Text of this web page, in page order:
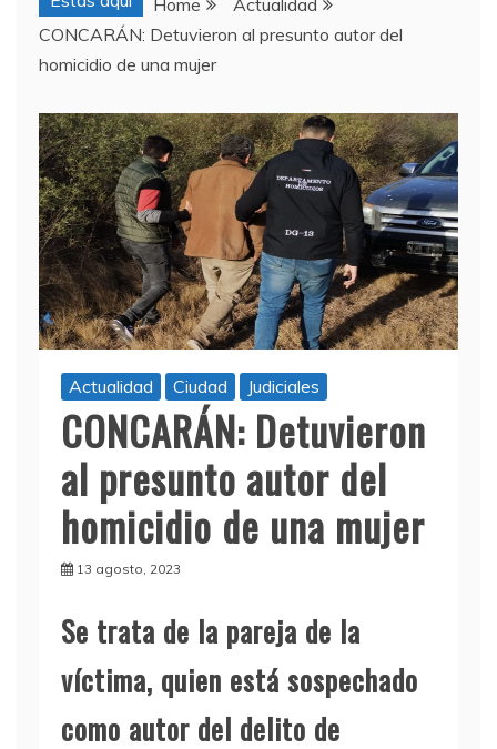
Home
Actualidad
CONCARÁN: Detuvieron al presunto autor del
homicidio de una mujer
Actualidad Ciudad Judiciales
CONCARÁN: Detuvieron
al presunto autor del
homicidio de una mujer
13 agosto, 2023
Se trata de la pareja de la
víctima, quien está sospechado
como autor del delito de